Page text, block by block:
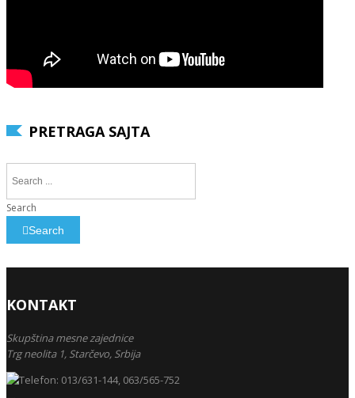
PRETRAGA SAJTA
Search
Search
KONTAKT
Skupština mesne zajednice
Trg neolita 1, Starčevo, Srbija
013/631-144, 063/565-752